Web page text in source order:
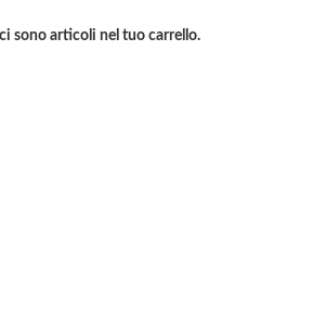
sono articoli nel tuo carrello.